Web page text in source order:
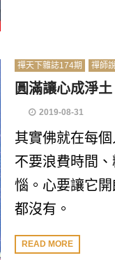
禪天下雜誌174期 禪師
圓滿讓心成淨土
2019-08-31
其實佛就在每
不要浪費時間
惱。心要讓它
都沒有。
READ MORE